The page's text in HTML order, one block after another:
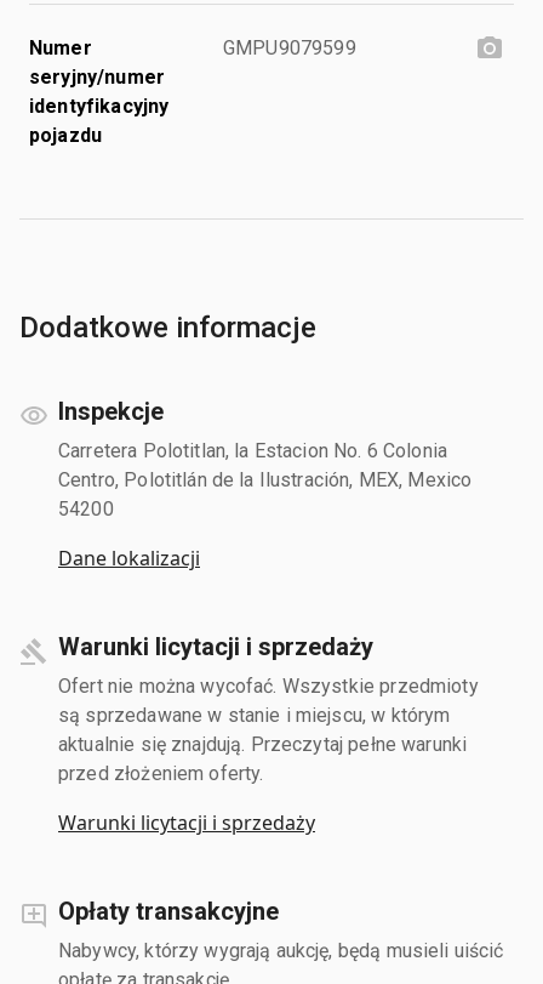
Numer
seryjny/numer
identyfikacyjny
pojazdu
GMPU9079599
Dodatkowe informacje
Inspekcje
Carretera Polotitlan, la Estacion No. 6 Colonia
Centro, Polotitlán de la Ilustración, MEX, Mexico
54200
Dane lokalizacji
Warunki licytacji i sprzedaży
Ofert nie można wycofać. Wszystkie przedmioty
są sprzedawane w stanie i miejscu, w którym
aktualnie się znajdują. Przeczytaj pełne warunki
przed złożeniem oferty.
Warunki licytacji i sprzedaży
Opłaty transakcyjne
Nabywcy, którzy wygrają aukcję, będą musieli uiścić